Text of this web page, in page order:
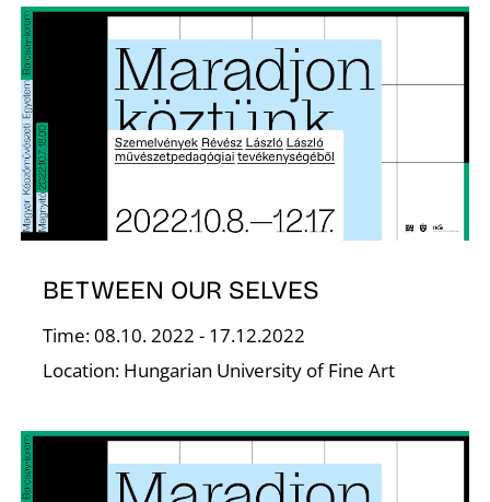
BETWEEN OUR SELVES
Time: 08.10. 2022 - 17.12.2022
Location: Hungarian University of Fine Art